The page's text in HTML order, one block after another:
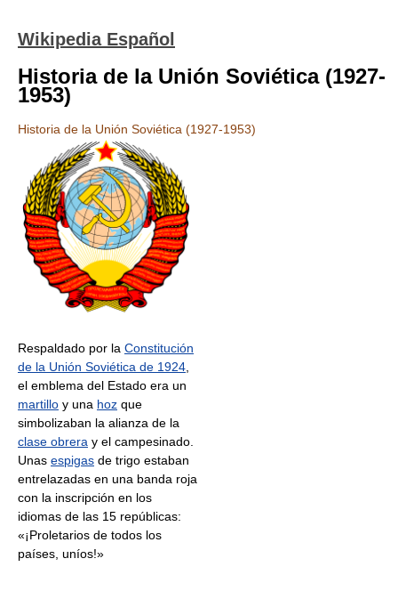
Wikipedia Español
Historia de la Unión Soviética (1927-
1953)
Historia de la Unión Soviética (1927-1953)
Respaldado por la Constitución
de la Unión Soviética de 1924
el emblema del Estado era un
martillo y una hoz que
simbolizaban la alianza de la
clase obrera y el campesinado.
Unas espigas de trigo estaban
entrelazadas en una banda roja
con la inscripción en los
idiomas de las 15 repúblicas:
«¡Proletarios de todos los
países, uníos!»